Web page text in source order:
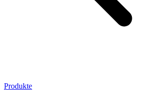
Produkte